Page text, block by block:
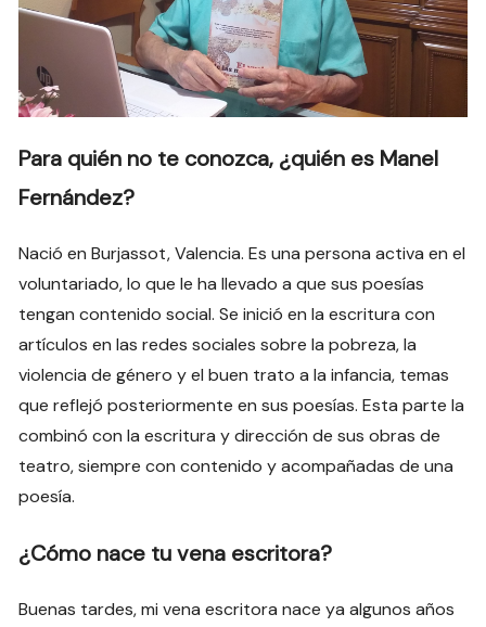
Para quién no te conozca, ¿quién es Manel
Fernández?
Nació en Burjassot, Valencia. Es una persona activa en el
voluntariado, lo que le ha llevado a que sus poesías
tengan contenido social. Se inició en la escritura con
artículos en las redes sociales sobre la pobreza, la
violencia de género y el buen trato a la infancia, temas
que reflejó posteriormente en sus poesías. Esta parte la
combinó con la escritura y dirección de sus obras de
teatro, siempre con contenido y acompañadas de una
poesía.
¿Cómo nace tu vena escritora?
Buenas tardes, mi vena escritora nace ya algunos años